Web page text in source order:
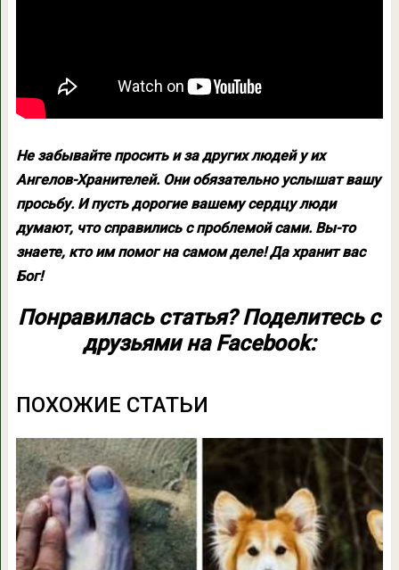
Не забывайте просить и за других людей у их
Ангелов-Хранителей. Они обязательно услышат вашу
просьбу. И пусть дорогие вашему сердцу люди
думают, что справились с проблемой сами. Вы-то
знаете, кто им помог на самом деле! Да хранит вас
Бог!
Понравилась статья? Поделитесь с
друзьями на Facebook:
ПОХОЖИЕ СТАТЬИ